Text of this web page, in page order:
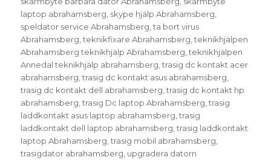
laptop abrahamsberg skype hjälp Abrahamsberg
speldator service Abrahamsberg ,ta bort virus
Abrahamsberg ,teknikfixare Abrahamsberg ,teknikhjälpen
Abrahamsberg teknikhjälp Abrahamsberg ,teknikhjälpen
Annedal teknikhjälp abrahamsberg ,trasig dc kontakt acer
abrahamsberg ,trasig dc kontakt asus abrahamsberg
trasig dc kontakt dell abrahamsberg ,trasig dc kontakt hp
abrahamsberg ,trasig Dc laptop Abrahamsberg ,trasig
laddkontakt asus laptop abrahamsberg ,trasig
laddkontakt dell laptop abrahamsberg ,trasig laddkontakt
laptop Abrahamsberg ,trasig mobil abrahamsberg
trasigdator abrahamsberg upgradera datorn